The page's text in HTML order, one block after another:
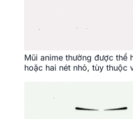
Mũi anime thường được thể
hoặc hai nét nhỏ, tùy thuộc